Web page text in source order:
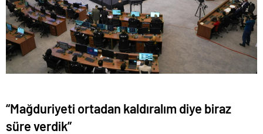
“Mağduriyeti ortadan kaldıralım diye biraz
süre verdik”